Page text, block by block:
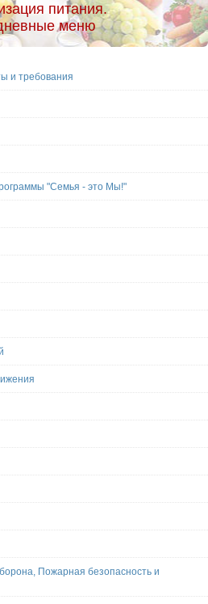
питания.
меню
и требования
"Семья - это Мы!"
Пожарная безопасность и